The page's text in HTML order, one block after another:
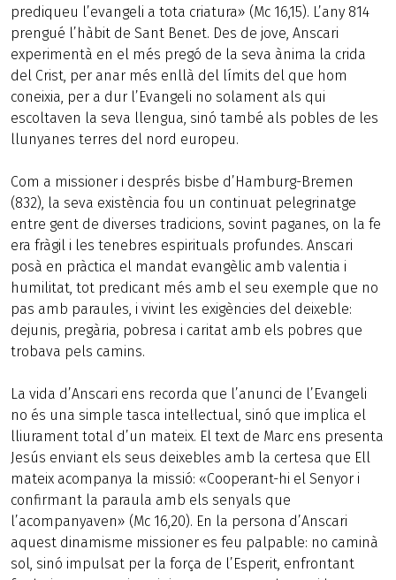
prediqueu l’evangeli a tota criatura» (Mc 16,15). L’any 814
prengué l’hàbit de Sant Benet. Des de jove, Anscari
experimentà en el més pregó de la seva ànima la crida
del Crist, per anar més enllà del límits del que hom
coneixia, per a dur l’Evangeli no solament als qui
escoltaven la seva llengua, sinó també als pobles de les
llunyanes terres del nord europeu.
Com a missioner i després bisbe d’Hamburg-Bremen
(832), la seva existència fou un continuat pelegrinatge
entre gent de diverses tradicions, sovint paganes, on la fe
era fràgil i les tenebres espirituals profundes. Anscari
posà en pràctica el mandat evangèlic amb valentia i
humilitat, tot predicant més amb el seu exemple que no
pas amb paraules, i vivint les exigències del deixeble:
dejunis, pregària, pobresa i caritat amb els pobres que
trobava pels camins.
La vida d’Anscari ens recorda que l’anunci de l’Evangeli
no és una simple tasca intel·lectual, sinó que implica el
lliurament total d’un mateix. El text de Marc ens presenta
Jesús enviant els seus deixebles amb la certesa que Ell
mateix acompanya la missió: «Cooperant-hi el Senyor i
confirmant la paraula amb els senyals que
l’acompanyaven» (Mc 16,20). En la persona d’Anscari
aquest dinamisme missioner es feu palpable: no caminà
sol, sinó impulsat per la força de l’Esperit, enfrontant